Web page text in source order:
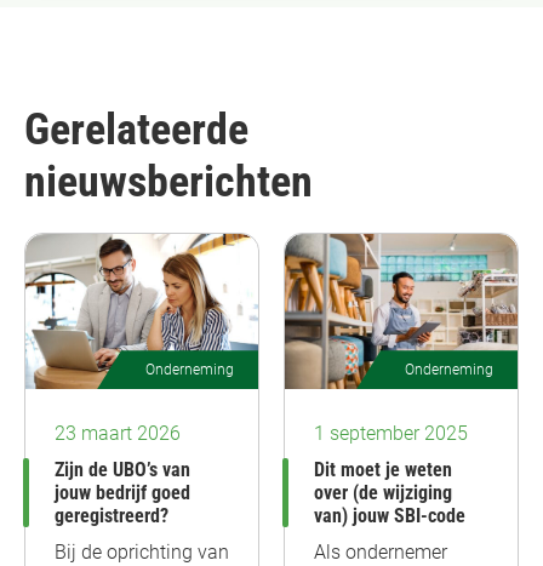
Gerelateerde
nieuwsberichten
Onderneming
23 maart 2026
Zijn de UBO’s van
jouw bedrijf goed
geregistreerd?
Bij de oprichting van
Onderneming
1 september 2025
Dit moet je weten
over (de wijziging
van) jouw SBI-code
Als ondernemer